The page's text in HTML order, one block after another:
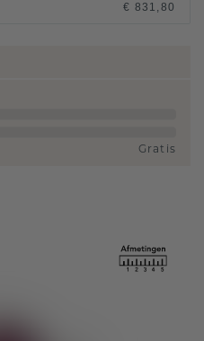
€ 831,80
Gratis